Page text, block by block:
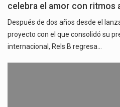
celebra el amor con ritmos
Después de dos años desde el
proyecto con el que consolidó su
internacional, Rels B regresa…